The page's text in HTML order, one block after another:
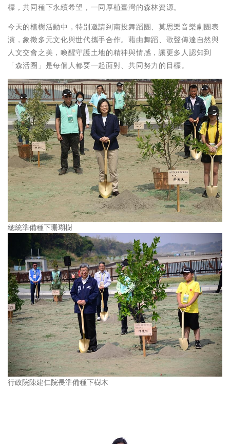
標，共同種下永續希望，一同厚植臺灣的森林資源。
今天的植樹活動中，特別邀請到南投舞蹈團、莫思樂音樂劇團表
演，象徵多元文化與世代攜手合作。藉由舞蹈、歌聲傳達自然與
人文交會之美，喚醒守護土地的精神與情感，讓更多人認知到
「森活圈」是每個人都要一起面對、共同努力的目標。
總統準備種下珊瑚樹
行政院陳建仁院長準備種下樹木